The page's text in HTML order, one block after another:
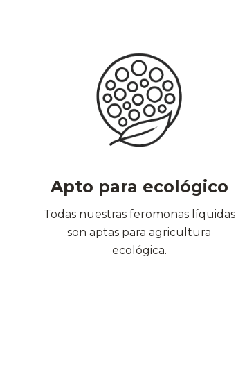
Apto para ecológico
Todas nuestras feromonas líquidas
son aptas para agricultura
ecológica.